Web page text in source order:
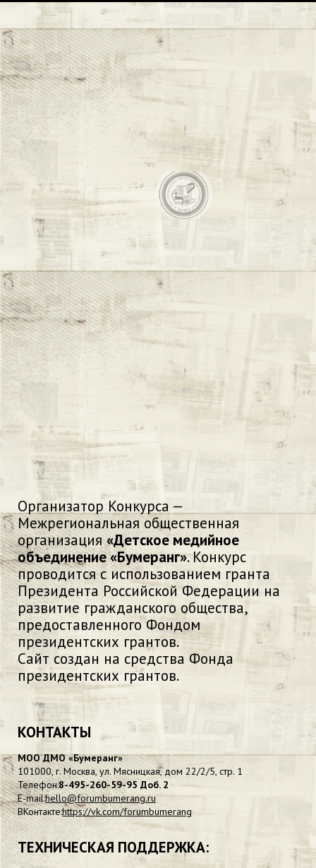
Организатор Конкурса —
Межрегиональная общественная
организация «Детское медийное
объединение «Бумеранг». Конкурс
проводится с использованием гранта
Президента Российской Федерации на
развитие гражданского общества,
предоставленного Фондом
президентских грантов.
Сайт создан на средства Фонда
президентских грантов.
КОНТАКТЫ
МОО ДМО «Бумеранг»
101000, г. Москва, ул. Мясницкая, дом 22/2/5, стр. 1
Телефон:8-495-260-59-95 Доб. 2
E-mail:hello@forumbumerang.ru
ВКонтакте:https://vk.com/forumbumerang
ТЕХНИЧЕСКАЯ ПОДДЕРЖКА: